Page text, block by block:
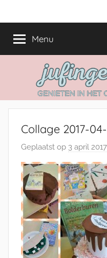
naarjufinger.nl
het
onderwijs
Menu
Collage 2017-
Geplaatst op 3 april 2017